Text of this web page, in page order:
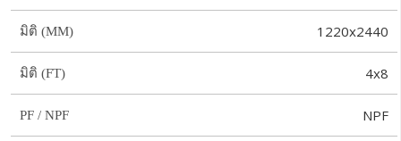
มิติ (MM) 1220x2440
มิติ (FT) 4x8
PF / NPF NPF